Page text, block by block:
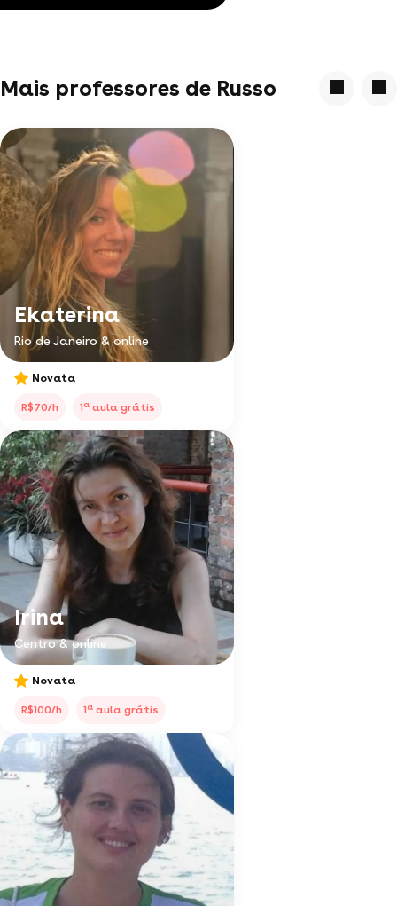
Mais professores de Russo
Ekaterina
Rio de Janeiro & online
Novata
R$70/h 1a aula grátis
Irina
Centro & online
Novata
R$100/h 1a aula grátis